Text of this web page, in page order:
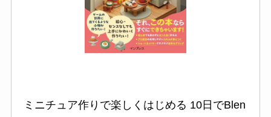
ミニチュア作りで楽しくはじめる 10日でBlen